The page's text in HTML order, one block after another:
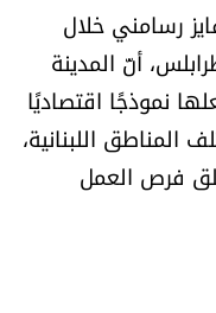
رسامني خلال
أنّ المدينة
نموذجًا اقتصاديًا
المناطق اللبنانية،
فرص العمل